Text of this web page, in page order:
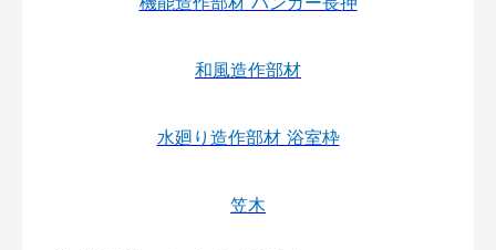
和風造作部材
水廻り造作部材 浴室枠
笠木